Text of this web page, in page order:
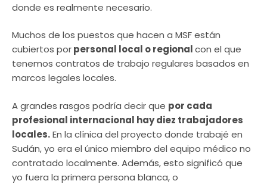
donde es realmente necesario.
Muchos de los puestos que hacen a MSF están
cubiertos porpersonal local o regionalcon el que
tenemos contratos de trabajo regulares basados ​​en
marcos legales locales.
A grandes rasgos podría decir que por cada
profesional internacional hay diez trabajadores
locales.En la clínica del proyecto donde trabajé en
Sudán, yo era el único miembro del equipo médico no
contratado localmente. Además, esto significó que
yo fuera la primera persona blanca, o